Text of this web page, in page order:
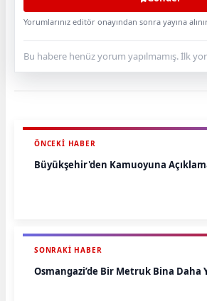
Yorumlarınız editör onayından sonra yayına
Bu habere henüz yorum yapılmamış. İlk
ÖNCEKI HABER
Büyükşehir'den Kamuoyuna
SONRAKI HABER
Osmangazi’de Bir Metruk Bina Daha